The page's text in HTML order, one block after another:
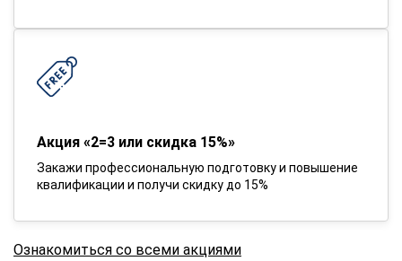
Акция «2=3 или скидка 15%»
Закажи профессиональную подготовку и повышение
квалификации и получи скидку до 15%
Ознакомиться со всеми акциями